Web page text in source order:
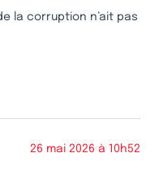
la corruption n’ait pas
26 mai 2026 à 10h52